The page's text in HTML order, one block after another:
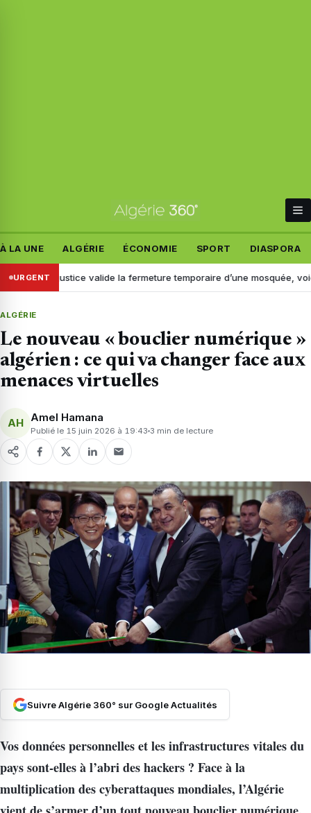
À LA UNE ALGÉRIE ÉCONOMIE SPORT DIASPORA
URGENT
la justice valide la fermeture temporaire d’une mosquée, voici
ALGÉRIE
Le nouveau « bouclier numérique »
algérien : ce qui va changer face aux
menaces virtuelles
AH Amel Hamana
Publié le 15 juin 2026 à 19:43 3 min de lecture
Suivre Algérie 360° sur Google Actualités
Vos données personnelles et les infrastructures vitales du
pays sont-elles à l’abri des hackers ? Face à la
multiplication des cyberattaques mondiales, l’Algérie